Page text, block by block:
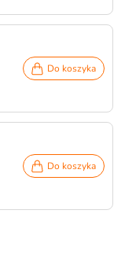
Do koszyka
Do koszyka